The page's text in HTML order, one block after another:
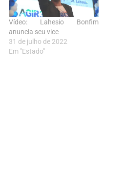
Vídeo: Lahesio Bonfim
anuncia seu vice
31 de julho de 2022
Em "Estado"